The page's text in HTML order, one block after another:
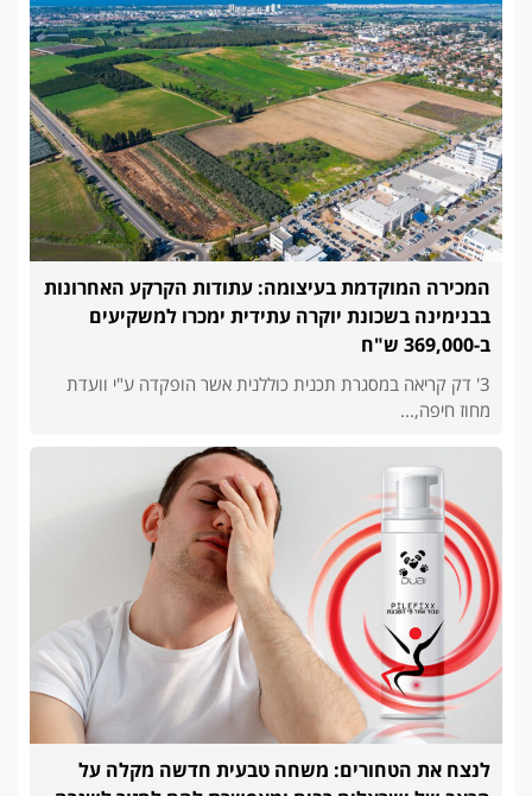
המכירה המוקדמת בעיצומה: עתודות הקרקע האחרונות
בבנימינה בשכונת יוקרה עתידית ימכרו למשקיעים
ב-369,000 ש"ח
3' דק קריאה במסגרת תכנית כוללנית אשר הופקדה ע"י וועדת
מחוז חיפה,...
לנצח את הטחורים: משחה טבעית חדשה מקלה על